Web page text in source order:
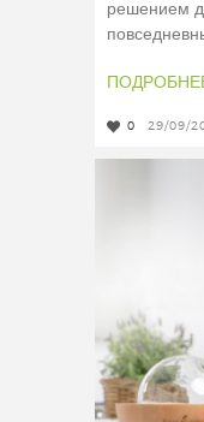
решением
0 29/09/